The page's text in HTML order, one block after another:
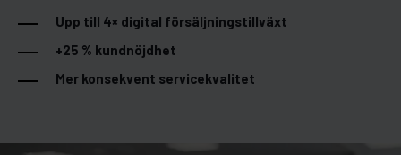
Upp till 4× digital försäljningstillväxt
+25 % kundnöjdhet
Mer konsekvent servicekvalitet